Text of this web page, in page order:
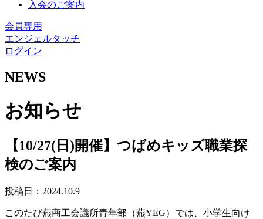
入会のご案内
会員専用
エンジェルタッチ
ログイン
NEWS
お知らせ
【10/27(日)開催】つばめキッズ職業探
検のご案内
投稿日：2024.10.9
このたび燕商工会議所青年部（燕YEG）では、小学生向け